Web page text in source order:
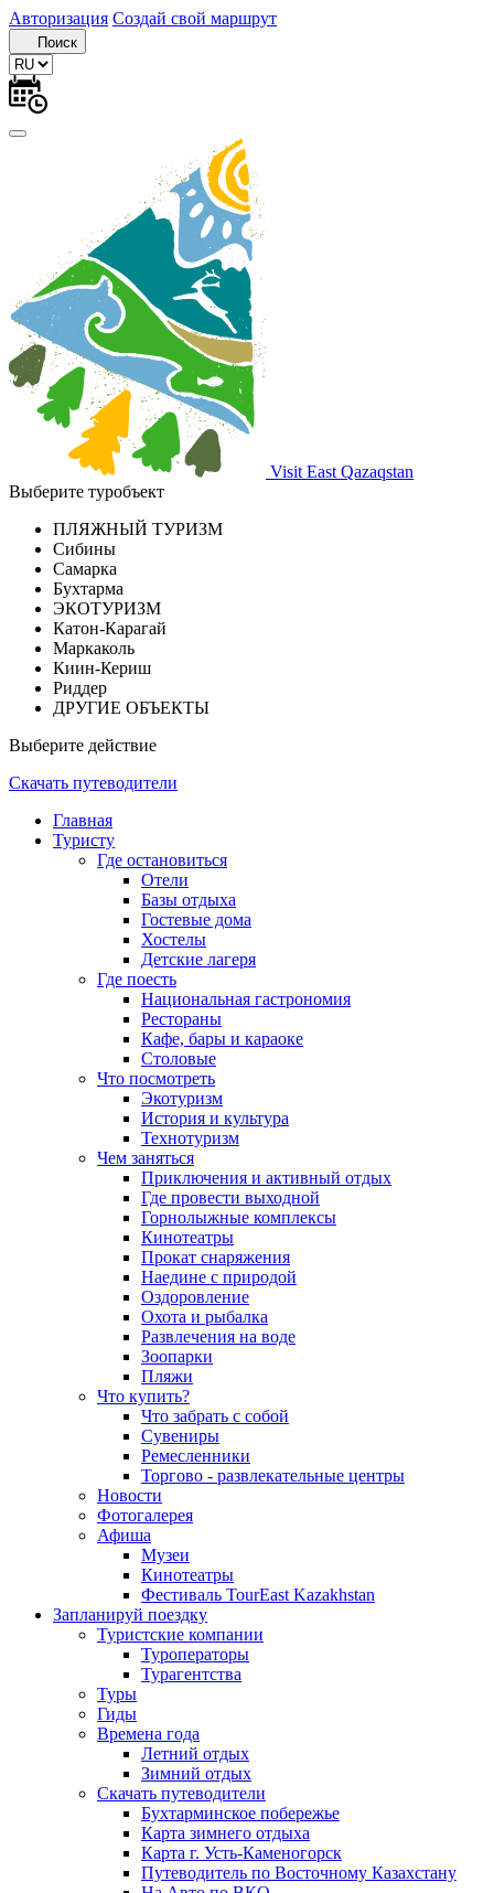
Авторизация Создай свой маршрут
Поиск
Visit East Qazaqstan
Выберите туробъект
ПЛЯЖНЫЙ ТУРИЗМ
Сибины
Самарка
Бухтарма
ЭКОТУРИЗМ
Катон-Карагай
Маркаколь
Киин-Кериш
Риддер
ДРУГИЕ ОБЪЕКТЫ
Выберите действие
Скачать путеводители
Главная
Туристу
Где остановиться
Отели
Базы отдыха
Гостевые дома
Хостелы
Детские лагеря
Где поесть
Национальная гастрономия
Рестораны
Кафе, бары и караоке
Столовые
Что посмотреть
Экотуризм
История и культура
Технотуризм
Чем заняться
Приключения и активный отдых
Где провести выходной
Горнолыжные комплексы
Кинотеатры
Прокат снаряжения
Наедине с природой
Оздоровление
Охота и рыбалка
Развлечения на воде
Зоопарки
Пляжи
Что купить?
Что забрать с собой
Сувениры
Ремесленники
Торгово - развлекательные центры
Новости
Фотогалерея
Афиша
Музеи
Кинотеатры
Фестиваль TourEast Kazakhstan
Запланируй поездку
Туристские компании
Туроператоры
Турагентства
Туры
Гиды
Времена года
Летний отдых
Зимний отдых
Скачать путеводители
Бухтарминское побережье
Карта зимнего отдыха
Карта г. Усть-Каменогорск
Путеводитель по Восточному Казахстану